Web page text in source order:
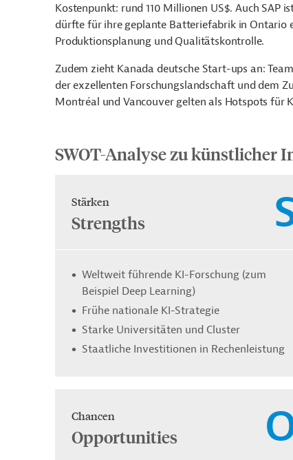
Kostenpunkt: rund 110 Millionen US$. Auch SAP
dürfte für ihre geplante Batteriefabrik in Ontario
Produktionsplanung und Qualitätskontrolle.
Zudem zieht Kanada deutsche Start-ups an:
der exzellenten Forschungslandschaft und dem
Montréal und Vancouver gelten als Hotspots für
SWOT-Analyse zu künstlicher
Stärken
Strengths
Weltweit führende KI-Forschung (zum
Beispiel Deep Learning)
Frühe nationale KI-Strategie
Starke Universitäten und Cluster
Staatliche Investitionen in Rechenleistung
Chancen
Opportunities